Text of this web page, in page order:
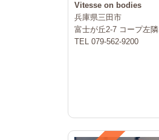
Vitesse on bodies
兵庫県三田市
富士が丘2-7 コープ左隣
TEL 079-562-9200